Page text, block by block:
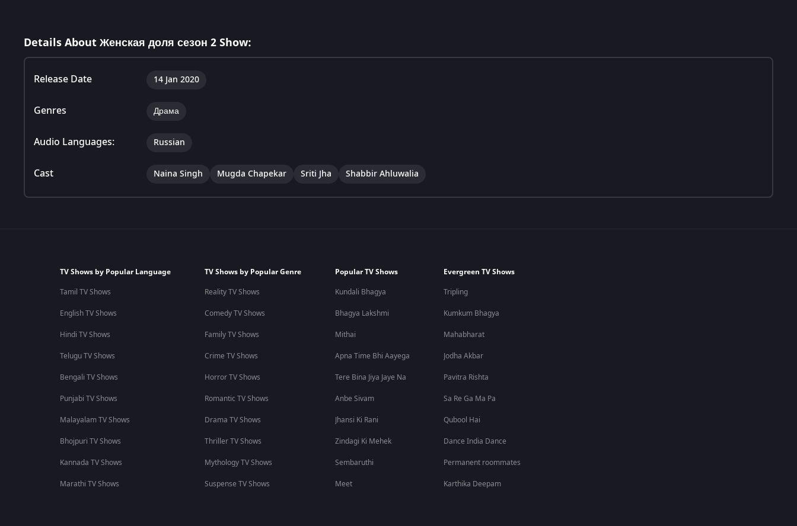
Details About Женская доля сезон 2 Show:
Release Date 14 Jan 2020
Genres Драма
Audio Languages: Russian
Cast Naina Singh Mugda Chapekar Sriti Jha Shabbir Ahluwalia
TV Shows by Popular Language
Tamil TV Shows
English TV Shows
Hindi TV Shows
Telugu TV Shows
Bengali TV Shows
Punjabi TV Shows
Malayalam TV Shows
Bhojpuri TV Shows
Kannada TV Shows
Marathi TV Shows
TV Shows by Popular Genre
Reality TV Shows
Comedy TV Shows
Family TV Shows
Crime TV Shows
Horror TV Shows
Romantic TV Shows
Drama TV Shows
Thriller TV Shows
Mythology TV Shows
Suspense TV Shows
Popular TV Shows
Kundali Bhagya
Bhagya Lakshmi
Mithai
Apna Time Bhi Aayega
Tere Bina Jiya Jaye Na
Anbe Sivam
Jhansi Ki Rani
Zindagi Ki Mehek
Sembaruthi
Meet
Evergreen TV Shows
Tripling
Kumkum Bhagya
Mahabharat
Jodha Akbar
Pavitra Rishta
Sa Re Ga Ma Pa
Qubool Hai
Dance India Dance
Permanent roommates
Karthika Deepam